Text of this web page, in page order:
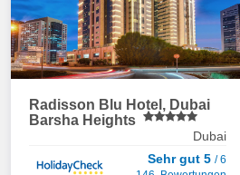
Radisson Blu Hotel, Dubai
Barsha Heights
Dubai
Sehr gut 5/ 6